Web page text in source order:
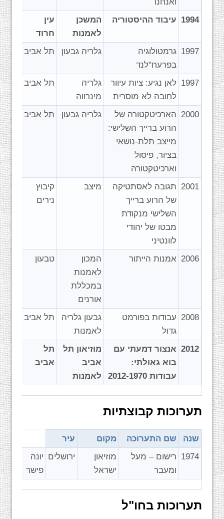
1994 עיבוד ההיסטוריה
המשכן
לאמנות
עין
חרוד
1997 גרמטולוגיה
בפרעח"לנד
גלריה גבעון תל אביב
1997 לאן נגיע: ציות עיוור
לחובה לא מוסרית
גלריה
מינרווה
תל אביב
2000 הארכיטקטורה של
הרוע ברייך השלישי:
מייצב תלת-נושאי
בציור, פיסול
וארכיטקטורה
גלריה גבעון תל אביב
2001 תגובה לאסתטיקה
של הרוע ברייך
השלישי מנקודת
מבטו של יהודי
לוונטיני
מיצב
קיבוץ
נירים
2006 אמנות הייתור
המכון
לאמנות
במכללת
אורנים
טבעון
2008 עבודות בפורמט
גדול
גבעון גלריה
לאמנות
תל אביב
2012 אנצור דמעתי עם
בוא גאולתי:
עבודות 2012-1970
מוזיאון תל
אביב
לאמנות
תל
אביב
תערוכות קבוצתיות
שנה שם התערוכה מקום
עיר
1974 רישום – מעל
ומעבר
מוזיאון
ישראל
ירושלים יונה
פישר
תערוכות בחו"ל